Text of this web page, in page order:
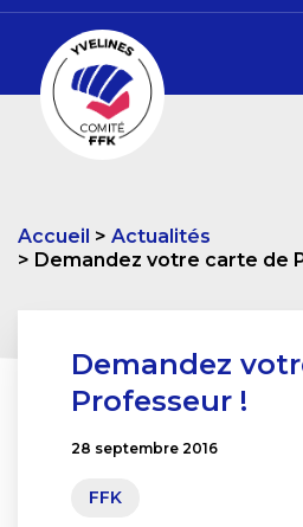
Accueil
Actualités
Demandez votre carte de
Demandez
Professeur !
28 septembre 2016
FFK